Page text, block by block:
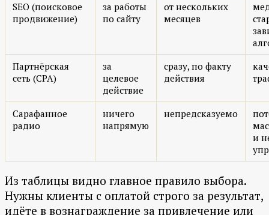
SEO (поисковое
продвижение)
за работы
по сайту
от нескольких
месяцев
Партнёрская
сеть (CPA)
за
целевое
действие
сразу, по факту
действия
Сарафанное
радио
ничего
напрямую
непредсказуемо
и
Из таблицы видно главное правило выбора.
Нужны клиенты с оплатой строго за результат,
идёте в вознаграждение за привлечение или